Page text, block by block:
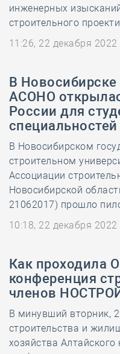
инженерных
строительного
11:26, 22 декабря 2022
В
АСОНО
России для
специальностей
В Новосибирском
строительном
Ассоциации
Новосибирской
21062017) прошло
10:18, 22 декабря 2022
Как проходила
конференция
членов
В минувший вторник,
строительства и
хозяйства